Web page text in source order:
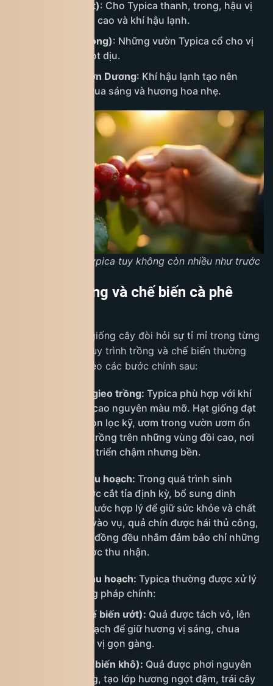
Cầu Đất (Đà Lạt): Cho Typica thanh, trong, hậu vị
ngọt dài nhờ độ cao và khí hậu lạnh.
Di Linh (Lâm Đồng): Những vườn Typica cổ cho vị
mềm mại và ngọt dịu.
Lạc Dương – Đơn Dương: Khí hậu lạnh tạo nên
Typica có độ chua sáng và hương hoa nhẹ.
Diện tích trồng Typica tuy không còn nhiều như trước
Quy trình trồng và chế biến cà phê
Cà phê Typica là giống cây đòi hỏi sự tỉ mỉ trong từng
khâu chăm sóc. Quy trình trồng và chế biến thường
được thực hiện theo các bước chính sau:
Chọn giống và gieo trồng: Typica phù hợp với khí
hậu mát và đất cao nguyên màu mỡ. Hạt giống đạt
chuẩn được chọn lọc kỹ, ươm trong vườn ươm ổn
định rồi đưa ra trồng trên những vùng đồi cao, nơi
cây có thể phát triển chậm nhưng bền.
Chăm sóc và thu hoạch: Trong quá trình sinh
trưởng, cây được cắt tỉa định kỳ, bổ sung dinh
dưỡng và tưới nước hợp lý để giữ sức khỏe và chất
lượng quả. Khi vào vụ, quả chín được hái thủ công,
lựa từng trái đỏ đồng đều nhằm đảm bảo chỉ những
hạt tốt nhất được thu nhận.
Chế biến sau thu hoạch: Typica thường được xử lý
theo hai phương pháp chính:
Washed (chế biến ướt): Quả được tách vỏ, lên
men rồi rửa sạch để giữ hương vị sáng, chua
thanh và hậu vị gọn gàng.
Natural (chế biến khô): Quả được phơi nguyên
trái dưới nắng, tạo lớp hương ngọt đậm, trái cây